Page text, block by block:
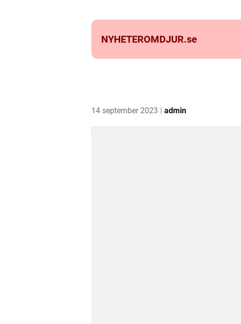
NYHETEROMDJUR.se
14 september 2023 admin